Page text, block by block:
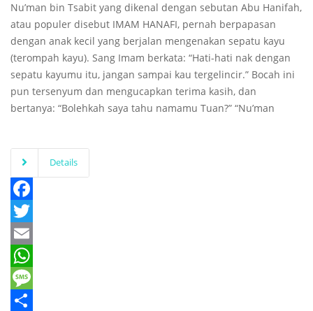
Nu’man bin Tsabit yang dikenal dengan sebutan Abu Hanifah,
atau populer disebut IMAM HANAFI, pernah berpapasan
dengan anak kecil yang berjalan mengenakan sepatu kayu
(terompah kayu). Sang Imam berkata: “Hati-hati nak dengan
sepatu kayumu itu, jangan sampai kau tergelincir.” Bocah ini
pun tersenyum dan mengucapkan terima kasih, dan
bertanya: “Bolehkah saya tahu namamu Tuan?” “Nu’man
Details
Facebook
Twitter
Email
WhatsApp
Message